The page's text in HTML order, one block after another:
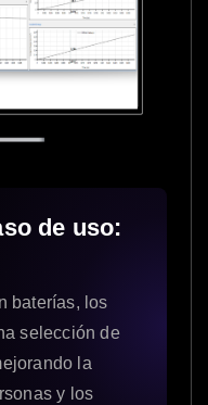
de uso:
baterías, los
selección de
la
y los